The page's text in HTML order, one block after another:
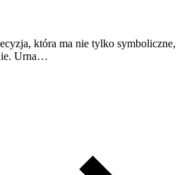
która ma nie tylko symboliczne,
Urna…